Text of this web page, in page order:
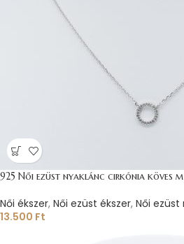
925 Női ezüst nyaklánc cirkónia köves
Női ékszer, Női ezüst ékszer, Női ezüst
13.500 Ft